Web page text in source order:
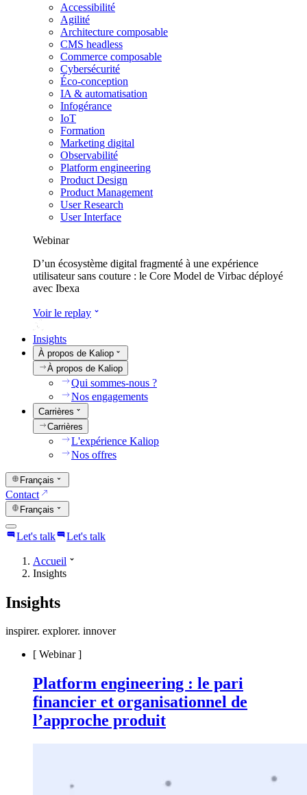
Accessibilité
Agilité
Architecture composable
CMS headless
Commerce composable
Cybersécurité
Éco-conception
IA & automatisation
Infogérance
IoT
Formation
Marketing digital
Observabilité
Platform engineering
Product Design
Product Management
User Research
User Interface
Webinar
D’un écosystème digital fragmenté à une expérience
utilisateur sans couture : le Core Model de Virbac déployé
avec Ibexa
Voir le replay
Insights
À propos de Kaliop
À propos de Kaliop
Qui sommes-nous ?
Nos engagements
Carrières
Carrières
L'expérience Kaliop
Nos offres
Français
Contact
Français
Let's talk Let's talk
Accueil
Insights
Insights
inspirer. explorer. innover
[ Webinar]
Platform engineering : le pari
financier et organisationnel de
l’approche produit